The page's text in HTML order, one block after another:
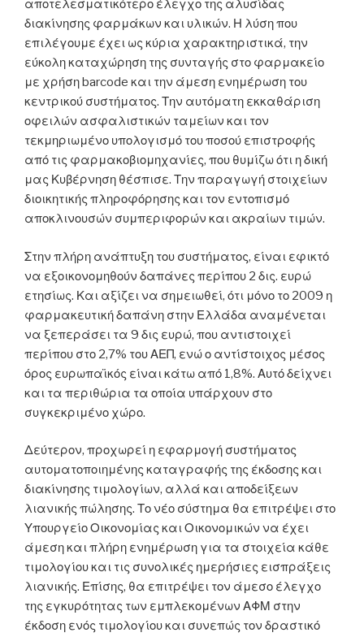
αποτελεσματικότερο έλεγχο της αλυσίδας
διακίνησης φαρμάκων και υλικών. Η λύση που
επιλέγουμε έχει ως κύρια χαρακτηριστικά, την
εύκολη καταχώρηση της συνταγής στο φαρμακείο
με χρήση barcode και την άμεση ενημέρωση του
κεντρικού συστήματος. Την αυτόματη εκκαθάριση
οφειλών ασφαλιστικών ταμείων και τον
τεκμηριωμένο υπολογισμό του ποσού επιστροφής
από τις φαρμακοβιομηχανίες, που θυμίζω ότι η δική
μας Κυβέρνηση θέσπισε. Την παραγωγή στοιχείων
διοικητικής πληροφόρησης και τον εντοπισμό
αποκλινουσών συμπεριφορών και ακραίων τιμών.
Στην πλήρη ανάπτυξη του συστήματος, είναι εφικτό
να εξοικονομηθούν δαπάνες περίπου 2 δις. ευρώ
ετησίως. Και αξίζει να σημειωθεί, ότι μόνο το 2009 η
φαρμακευτική δαπάνη στην Ελλάδα αναμένεται
να ξεπεράσει τα 9 δις ευρώ, που αντιστοιχεί
περίπου στο 2,7% του ΑΕΠ, ενώ ο αντίστοιχος μέσος
όρος ευρωπαϊκός είναι κάτω από 1,8%. Αυτό δείχνει
και τα περιθώρια τα οποία υπάρχουν στο
συγκεκριμένο χώρο.
Δεύτερον, προχωρεί η εφαρμογή συστήματος
αυτοματοποιημένης καταγραφής της έκδοσης και
διακίνησης τιμολογίων, αλλά και αποδείξεων
λιανικής πώλησης. Το νέο σύστημα θα επιτρέψει στο
Υπουργείο Οικονομίας και Οικονομικών να έχει
άμεση και πλήρη ενημέρωση για τα στοιχεία κάθε
τιμολογίου και τις συνολικές ημερήσιες εισπράξεις
λιανικής. Επίσης, θα επιτρέψει τον άμεσο έλεγχο
της εγκυρότητας των εμπλεκομένων ΑΦΜ στην
έκδοση ενός τιμολογίου και συνεπώς τον δραστικό